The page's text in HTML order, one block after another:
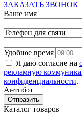
ЗАКАЗАТЬ ЗВОНОК
Ваше имя
Телефон для связи
Удобное время
Я даю согласие на
рекламную
конфиденциальности.
Антибот
Отправить
Каталог товаров